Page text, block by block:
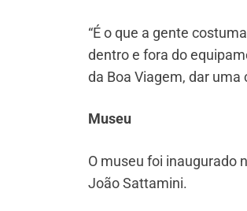
“É o que a gente
dentro e fora do
da Boa Viagem, dar
Museu
O museu foi inaugurado
João Sattamini.